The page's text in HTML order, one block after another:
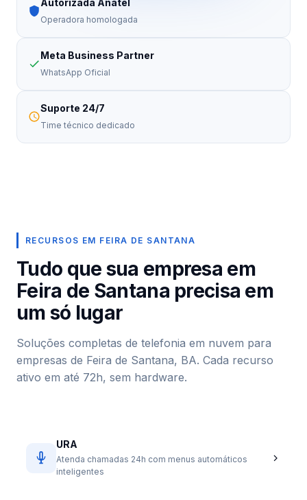
Operadora homologada
Meta Business Partner
WhatsApp Oficial
Suporte 24/7
Time técnico dedicado
RECURSOS EM FEIRA DE SANTANA
Tudo que sua empresa em
Feira de Santana precisa em
um só lugar
Soluções completas de telefonia em nuvem para
empresas de Feira de Santana, BA. Cada recurso
ativo em até 72h, sem hardware.
URA
Atenda chamadas 24h com menus automáticos
inteligentes